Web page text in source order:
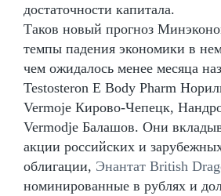
достаточности капитала.
Таков новый прогноз
темпы падения экономики в
чем ожидалось менее месяца
Testosteron E Body Pharm
Vermoje Кирово-Чепецк,
Vermodje Балашов. Они
акции российских и
облигации, Энантат British
номинированные в рублях и